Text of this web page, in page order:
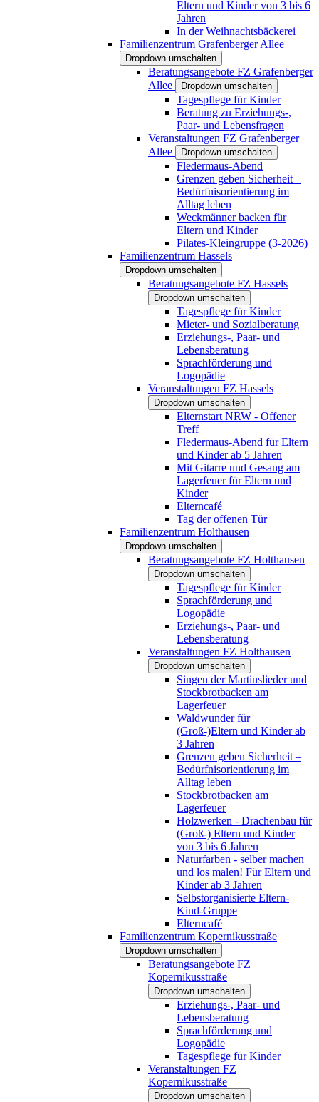
Eltern und Kinder von 3 bis 6
Jahren
In der Weihnachtsbäckerei
Familienzentrum Grafenberger Allee
Dropdown umschalten
Beratungsangebote FZ Grafenberger
Allee
Dropdown umschalten
Tagespflege für Kinder
Beratung zu Erziehungs-,
Paar- und Lebensfragen
Veranstaltungen FZ Grafenberger
Allee
Dropdown umschalten
Fledermaus-Abend
Grenzen geben Sicherheit –
Bedürfnisorientierung im
Alltag leben
Weckmänner backen für
Eltern und Kinder
Pilates-Kleingruppe (3-2026)
Familienzentrum Hassels
Dropdown umschalten
Beratungsangebote FZ Hassels
Dropdown umschalten
Tagespflege für Kinder
Mieter- und Sozialberatung
Erziehungs-, Paar- und
Lebensberatung
Sprachförderung und
Logopädie
Veranstaltungen FZ Hassels
Dropdown umschalten
Elternstart NRW - Offener
Treff
Fledermaus-Abend für Eltern
und Kinder ab 5 Jahren
Mit Gitarre und Gesang am
Lagerfeuer für Eltern und
Kinder
Elterncafé
Tag der offenen Tür
Familienzentrum Holthausen
Dropdown umschalten
Beratungsangebote FZ Holthausen
Dropdown umschalten
Tagespflege für Kinder
Sprachförderung und
Logopädie
Erziehungs-, Paar- und
Lebensberatung
Veranstaltungen FZ Holthausen
Dropdown umschalten
Singen der Martinslieder und
Stockbrotbacken am
Lagerfeuer
Waldwunder für
(Groß-)Eltern und Kinder ab
3 Jahren
Grenzen geben Sicherheit –
Bedürfnisorientierung im
Alltag leben
Stockbrotbacken am
Lagerfeuer
Holzwerken - Drachenbau für
(Groß-) Eltern und Kinder
von 3 bis 6 Jahren
Naturfarben - selber machen
und los malen! Für Eltern und
Kinder ab 3 Jahren
Selbstorganisierte Eltern-
Kind-Gruppe
Elterncafé
Familienzentrum Kopernikusstraße
Dropdown umschalten
Beratungsangebote FZ
Kopernikusstraße
Dropdown umschalten
Erziehungs-, Paar- und
Lebensberatung
Sprachförderung und
Logopädie
Tagespflege für Kinder
Veranstaltungen FZ
Kopernikusstraße
Dropdown umschalten